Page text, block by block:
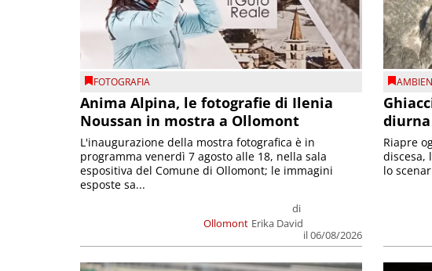
FOTOGRAFIA
Anima Alpina, le fotografie di Ilenia
Noussan in mostra a Ollomont
Ollomont
di
Erika David
il 06/08/2026
L'inaugurazione della mostra fotografica è in
programma venerdì 7 agosto alle 18, nella sala
espositiva del Comune di Ollomont; le immagini
esposte sa...
Riapre
discesa,
lo